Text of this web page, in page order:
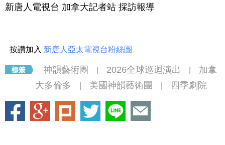
新唐人電視台 加拿大記者站 採訪報導
按讚加入 新唐人亞太電視台粉絲團
神韻藝術團 2026全球巡迴演出
加拿
大多倫多
美國神韻藝術團 四季劇院